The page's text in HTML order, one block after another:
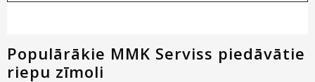
Populārākie MMK Serviss piedāvātie
riepu zīmoli